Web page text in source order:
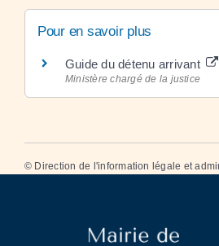
Pour en savoir plus
Guide du détenu arrivant
Ministère chargé de la justice
© Direction de l'information légale et